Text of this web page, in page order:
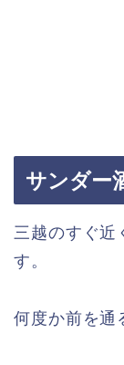
サンダー
三越のすぐ近
す。
何度か前を通